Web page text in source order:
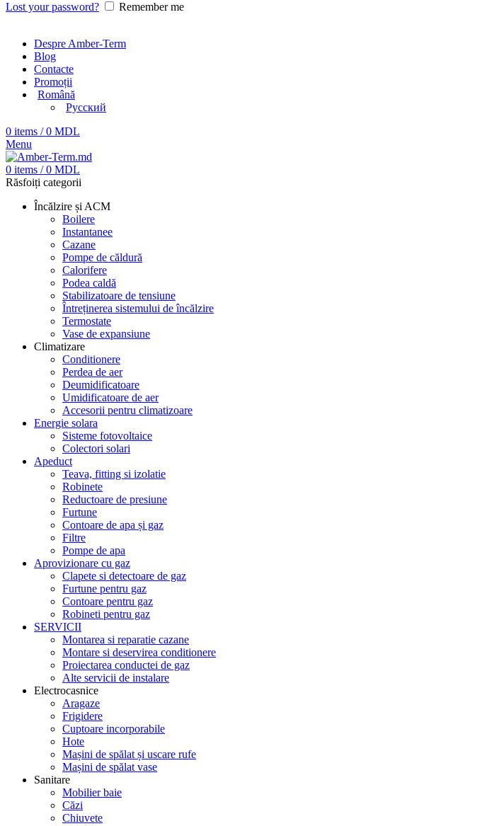
Lost your password? Remember me
Despre Amber-Term
Blog
Contacte
Promoții
Română
Русский
0 items / 0 MDL
Menu
0 items / 0 MDL
Răsfoiți categorii
Încălzire și ACM
Boilere
Instantanee
Cazane
Pompe de căldură
Calorifere
Podea caldă
Stabilizatoare de tensiune
Întreținerea sistemului de încălzire
Termostate
Vase de expansiune
Climatizare
Conditionere
Perdea de aer
Deumidificatoare
Umidificatoare de aer
Accesorii pentru climatizoare
Energie solara
Sisteme fotovoltaice
Colectori solari
Apeduct
Teava, fitting si izolatie
Robinete
Reductoare de presiune
Furtune
Contoare de apa și gaz
Filtre
Pompe de apa
Aprovizionare cu gaz
Clapete si detectoare de gaz
Furtune pentru gaz
Contoare pentru gaz
Robineti pentru gaz
SERVICII
Montarea si reparatie cazane
Montare si deservirea conditionere
Proiectarea conductei de gaz
Alte servicii de instalare
Electrocasnice
Aragaze
Frigidere
Cuptoare incorporabile
Hote
Mașini de spălat și uscare rufe
Mașini de spălat vase
Sanitare
Mobilier baie
Căzi
Chiuvete